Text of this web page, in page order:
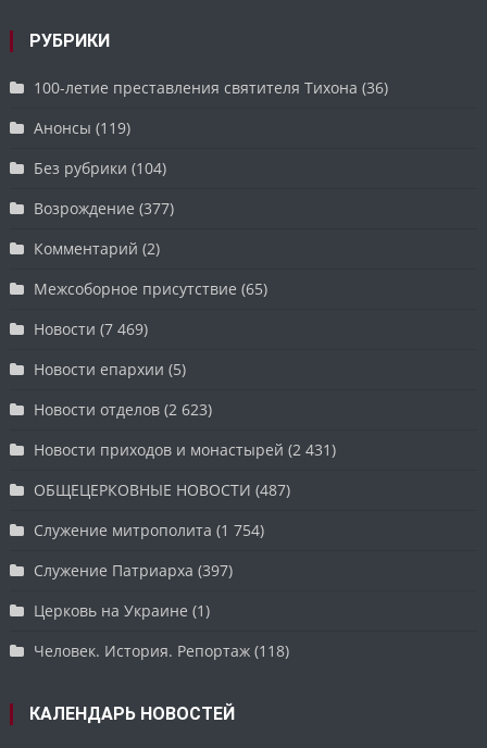
РУБРИКИ
100-летие преставления святителя Тихона (36)
Анонсы (119)
Без рубрики (104)
Возрождение (377)
Комментарий (2)
Межсоборное присутствие (65)
Новости (7 469)
Новости епархии (5)
Новости отделов (2 623)
Новости приходов и монастырей (2 431)
ОБЩЕЦЕРКОВНЫЕ НОВОСТИ (487)
Служение митрополита (1 754)
Служение Патриарха (397)
Церковь на Украине (1)
Человек. История. Репортаж (118)
КАЛЕНДАРЬ НОВОСТЕЙ